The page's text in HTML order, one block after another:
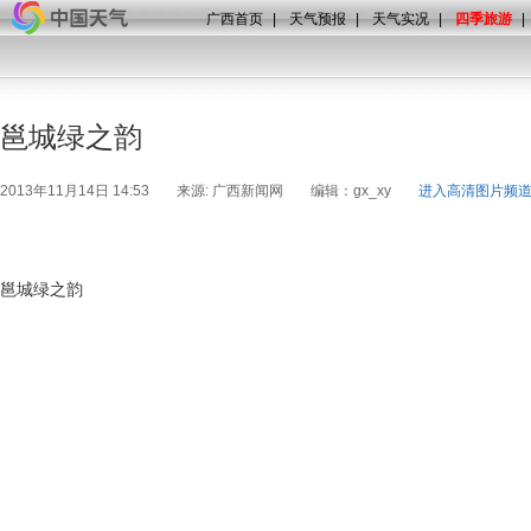
广西首页 | 天气预报 | 天气实况 | 四季旅游 |
邕城绿之韵
2013年11月14日 14:53 来源: 广西新闻网 编辑：gx_xy 进入高清图片频道
邕城绿之韵